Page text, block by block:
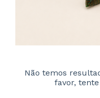
Não temos
favor,